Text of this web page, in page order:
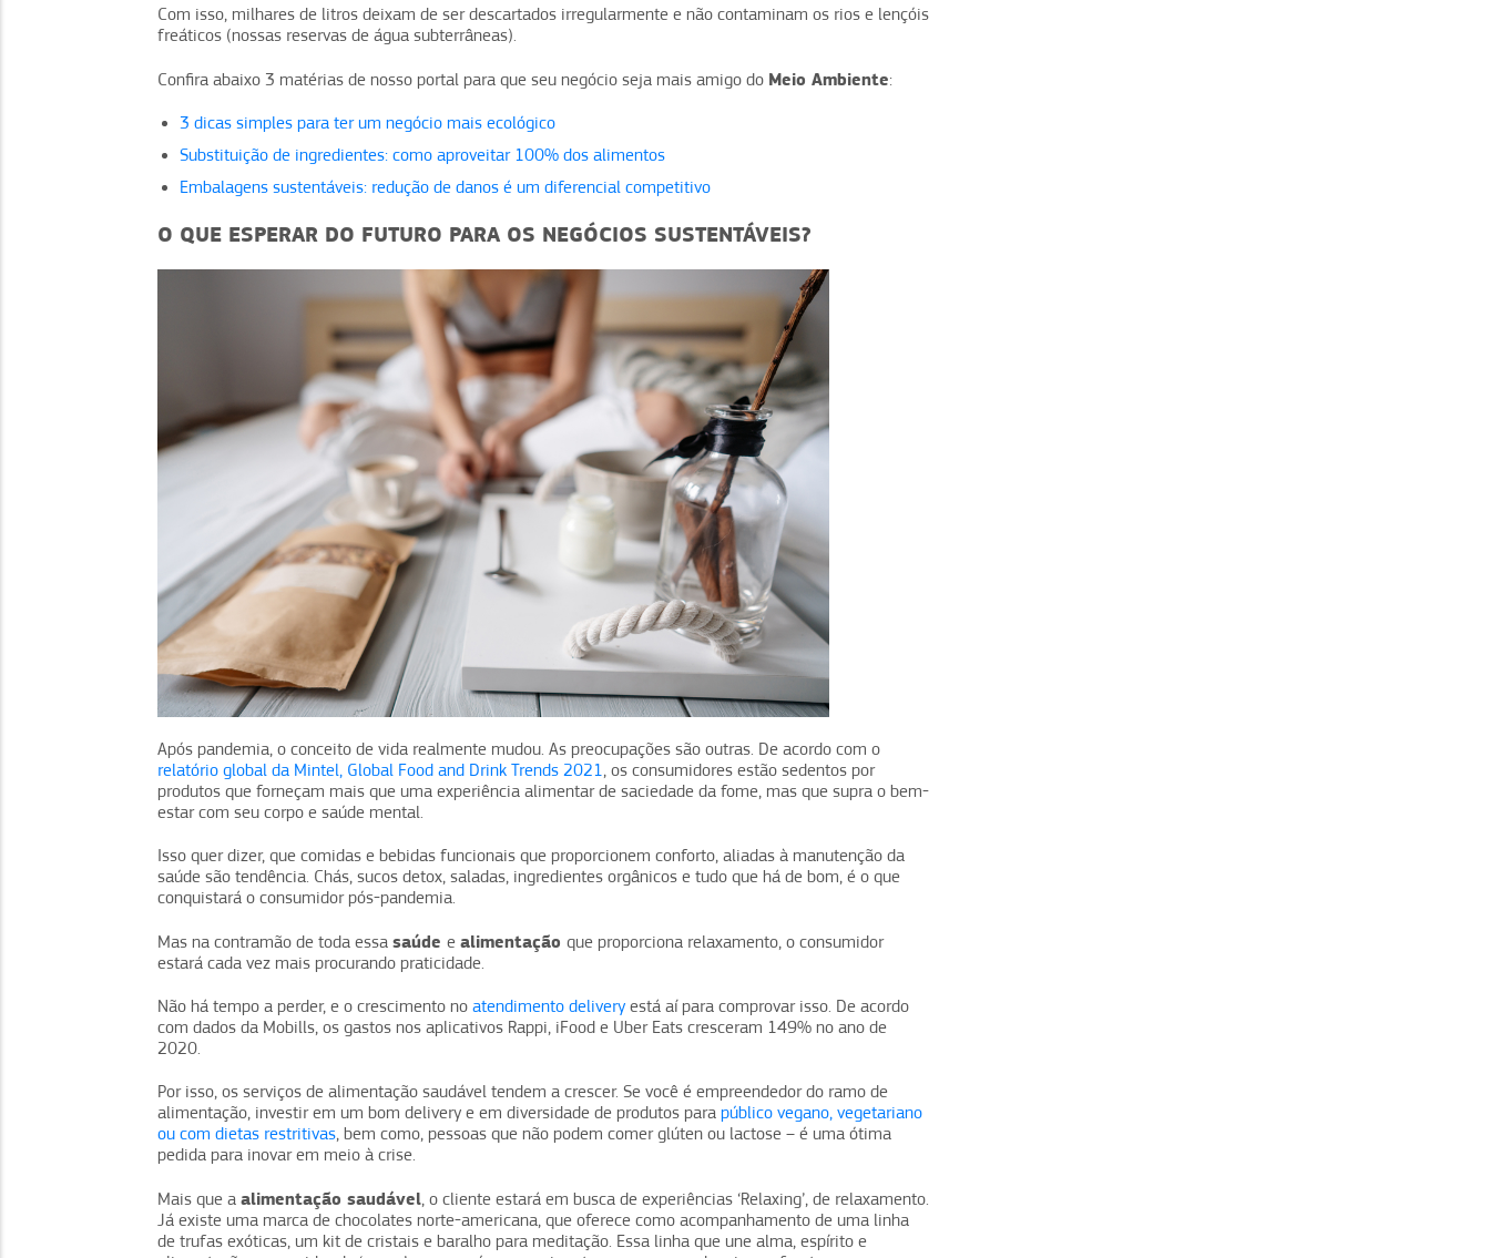
Com isso, milhares de litros deixam de ser descartados irregularmente e não contaminam os rios e lençóis
freáticos (nossas reservas de água subterrâneas).
Confira abaixo 3 matérias de nosso portal para que seu negócio seja mais amigo do Meio Ambiente:
3 dicas simples para ter um negócio mais ecológico
Substituição de ingredientes: como aproveitar 100% dos alimentos
Embalagens sustentáveis: redução de danos é um diferencial competitivo
O QUE ESPERAR DO FUTURO PARA OS NEGÓCIOS SUSTENTÁVEIS?
Após pandemia, o conceito de vida realmente mudou. As preocupações são outras. De acordo com o
relatório global da Mintel, Global Food and Drink Trends 2021, os consumidores estão sedentos por
produtos que forneçam mais que uma experiência alimentar de saciedade da fome, mas que supra o bem-
estar com seu corpo e saúde mental.
Isso quer dizer, que comidas e bebidas funcionais que proporcionem conforto, aliadas à manutenção da
saúde são tendência. Chás, sucos detox, saladas, ingredientes orgânicos e tudo que há de bom, é o que
conquistará o consumidor pós-pandemia.
Mas na contramão de toda essa saúde e alimentação que proporciona relaxamento, o consumidor
estará cada vez mais procurando praticidade.
Não há tempo a perder, e o crescimento no atendimento delivery está aí para comprovar isso. De acordo
com dados da Mobills, os gastos nos aplicativos Rappi, iFood e Uber Eats cresceram 149% no ano de
2020.
Por isso, os serviços de alimentação saudável tendem a crescer. Se você é empreendedor do ramo de
alimentação, investir em um bom delivery e em diversidade de produtos para público vegano, vegetariano
ou com dietas restritivas, bem como, pessoas que não podem comer glúten ou lactose – é uma ótima
pedida para inovar em meio à crise.
Mais que a alimentação saudável, o cliente estará em busca de experiências ‘Relaxing’, de relaxamento.
Já existe uma marca de chocolates norte-americana, que oferece como acompanhamento de uma linha
de trufas exóticas, um kit de cristais e baralho para meditação. Essa linha que une alma, espírito e